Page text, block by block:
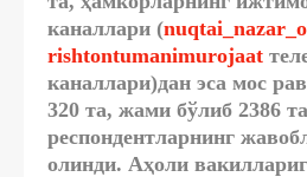
каналлари (
rishtontumanimurojaat
каналлари)дан эса мос
320 та, жами бўлиб 2386 та
респондентларнинг
олинди. Аҳоли